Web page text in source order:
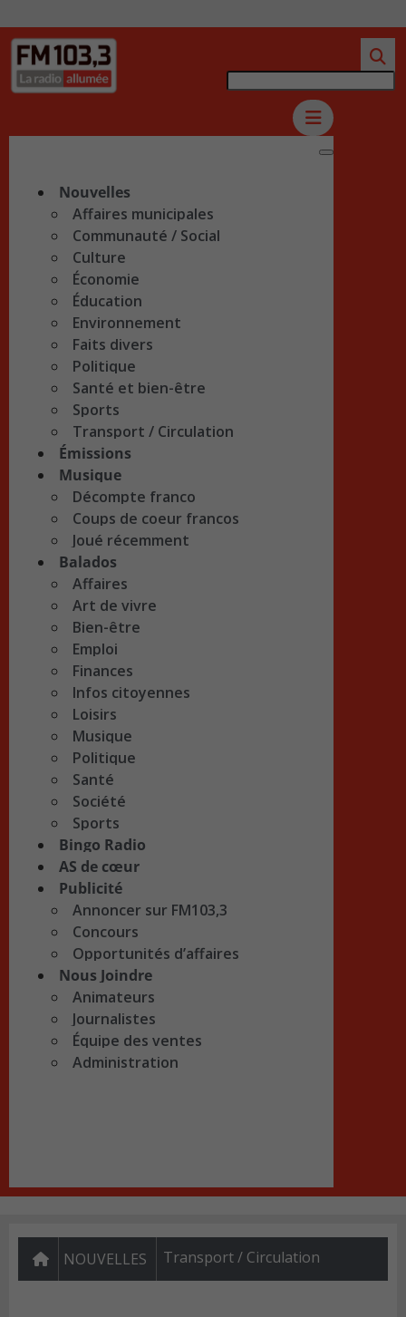
Nouvelles
Affaires municipales
Communauté / Social
Culture
Économie
Éducation
Environnement
Faits divers
Politique
Santé et bien-être
Sports
Transport / Circulation
Émissions
Musique
Décompte franco
Coups de coeur francos
Joué récemment
Balados
Affaires
Art de vivre
Bien-être
Emploi
Finances
Infos citoyennes
Loisirs
Musique
Politique
Santé
Société
Sports
Bingo Radio
AS de cœur
Publicité
Annoncer sur FM103,3
Concours
Opportunités d’affaires
Nous Joindre
Animateurs
Journalistes
Équipe des ventes
Administration
NOUVELLES Transport / Circulation